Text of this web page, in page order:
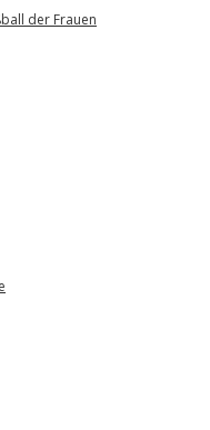
der Frauen